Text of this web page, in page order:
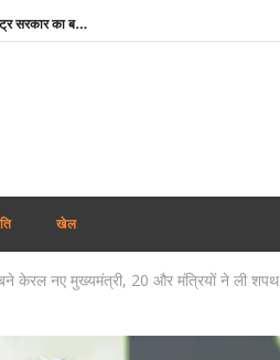
Maharashtra News: आतंकवाद पर महाराष्ट्र सरकार का बड़ा एक्शन, 114 कट्टरपंथी प्रकाशनों पर लगाया प्रतिबंध
Share Market Today: गिरावट के साथ खुला शेयर बाजार, सेंसेक्स 267 अंक टूटा, निफ्टी 24,600 के नीचे
JPSC-JSSC Protest: 14वें दिन भी जारी छात्रों का आंदोलन, भूख हड़ताल पर अड़े अभ्यर्थी; पेपर लीक जांच की मांग तेज
JPSC Exam Scam : मुख्य आरोपी के ससुर से सीआईडी की पूछताछ, करोड़ों की संपत्तियां जांच के दायरे में
Instagram CSEAM: इंस्टाग्राम पर बच्चों के यौन शोषण से जुड़े 50 से अधिक मामलों पर NHRC सख्त, Meta को नोटिस
खेल
केरल नए मुख्यमंत्री, 20 और मंत्रियों ने ली शपथ